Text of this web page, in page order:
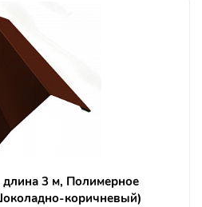
длина 3 м, Полимерное
коричневый)